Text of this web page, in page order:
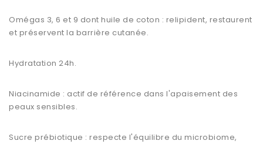
Omégas 3, 6 et 9 dont huile de coton : relipident, restaurent
et préservent la barrière cutanée.
Hydratation 24h.
Niacinamide : actif de référence dans l'apaisement des
peaux sensibles.
Sucre prébiotique : respecte l'équilibre du microbiome,